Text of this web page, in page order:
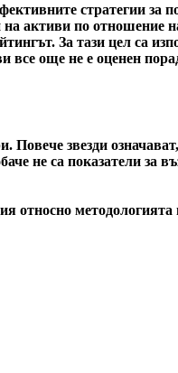
стратегии за
активи по отношение
За тази цел са
още не е оценен
звезди
не са показатели за
относно методологията